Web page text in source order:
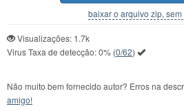
baixar o arquivo zip,
Visualizações: 1.7k
Virus Taxa de detecção:0% (0/62)
Não muito bem fornecido autor? Erros na
amigo!